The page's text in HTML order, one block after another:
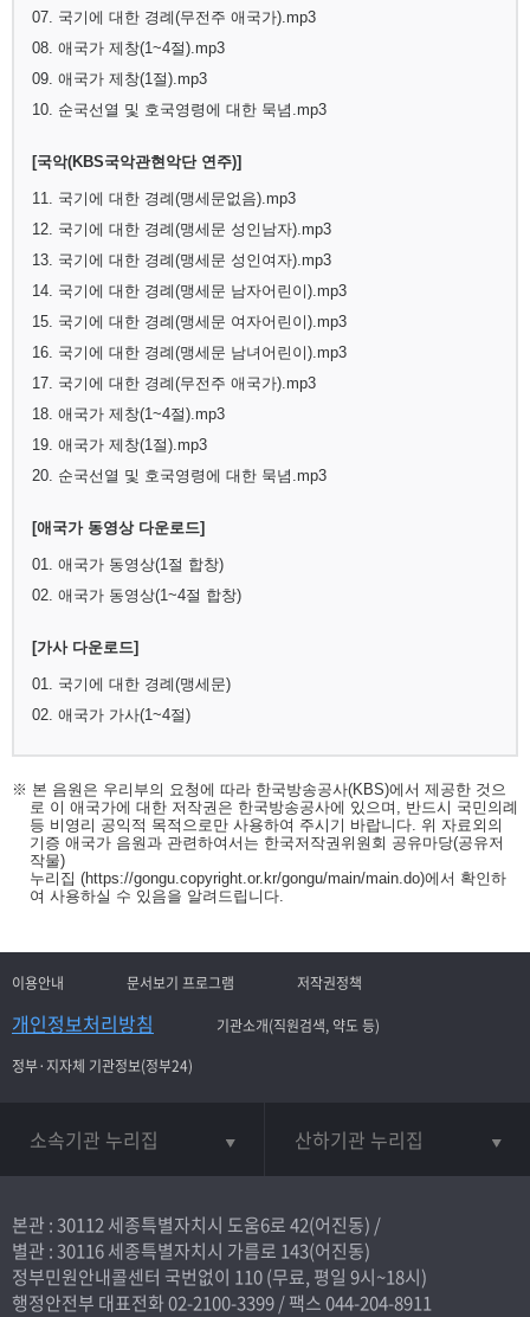
07. 국기에 대한 경례(무전주 애국가).mp3
08. 애국가 제창(1~4절).mp3
09. 애국가 제창(1절).mp3
10. 순국선열 및 호국영령에 대한 묵념.mp3
[국악(KBS국악관현악단 연주)]
11. 국기에 대한 경례(맹세문없음).mp3
12. 국기에 대한 경례(맹세문 성인남자).mp3
13. 국기에 대한 경례(맹세문 성인여자).mp3
14. 국기에 대한 경례(맹세문 남자어린이).mp3
15. 국기에 대한 경례(맹세문 여자어린이).mp3
16. 국기에 대한 경례(맹세문 남녀어린이).mp3
17. 국기에 대한 경례(무전주 애국가).mp3
18. 애국가 제창(1~4절).mp3
19. 애국가 제창(1절).mp3
20. 순국선열 및 호국영령에 대한 묵념.mp3
[애국가 동영상 다운로드]
01. 애국가 동영상(1절 합창)
02. 애국가 동영상(1~4절 합창)
[가사 다운로드]
01. 국기에 대한 경례(맹세문)
02. 애국가 가사(1~4절)
※ 본 음원은 우리부의 요청에 따라 한국방송공사(KBS)에서 제공한 것으
로 이 애국가에 대한 저작권은 한국방송공사에 있으며, 반드시 국민의례
등 비영리 공익적 목적으로만 사용하여 주시기 바랍니다. 위 자료외의
기증 애국가 음원과 관련하여서는 한국저작권위원회 공유마당(공유저
작물)
누리집 (https://gongu.copyright.or.kr/gongu/main/main.do)에서 확인하
여 사용하실 수 있음을 알려드립니다.
이용안내 문서보기 프로그램 저작권정책
개인정보처리방침
기관소개(직원검색, 약도 등)
정부·지자체 기관정보(정부24)
소속기관 누리집 산하기관 누리집
본관 : 30112 세종특별자치시 도움6로 42(어진동) /
별관 : 30116 세종특별자치시 가름로 143(어진동)
정부민원안내콜센터 국번없이 110(무료, 평일 9시~18시)
행정안전부 대표전화02-2100-3399/ 팩스 044-204-8911